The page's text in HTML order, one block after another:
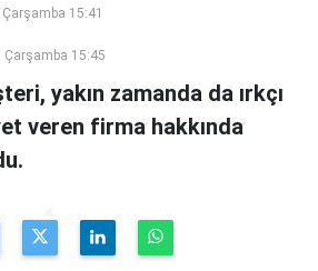
15:41
Çarşamba 15:45
yakın zamanda da ırkçı
veren firma hakkında